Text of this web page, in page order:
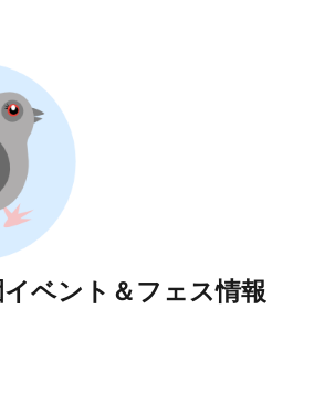
ベント＆フェス情報